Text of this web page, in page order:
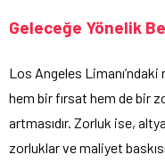
Geleceğe Yönelik
Los Angeles
hem bir fırsat hem de bir
artmasıdır. Zorluk ise,
zorluklar ve maliyet